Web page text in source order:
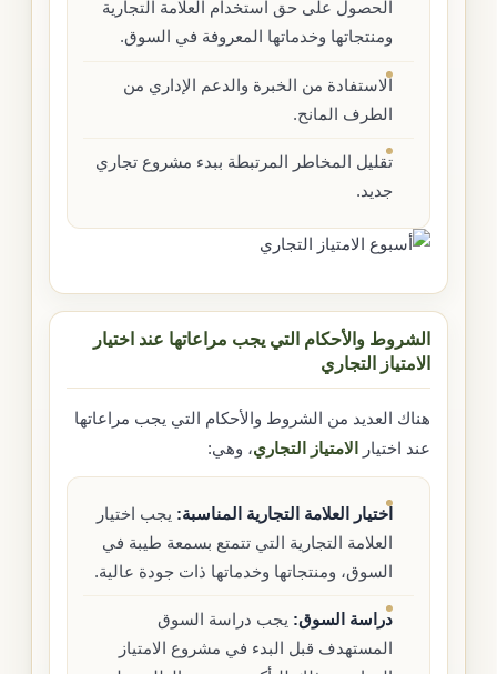
الحصول على حق استخدام العلامة التجارية
ومنتجاتها وخدماتها المعروفة في السوق.
الاستفادة من الخبرة والدعم الإداري من
الطرف المانح.
تقليل المخاطر المرتبطة ببدء مشروع تجاري
جديد.
الشروط والأحكام التي يجب مراعاتها عند اختيار
الامتياز التجاري
هناك العديد من الشروط والأحكام التي يجب مراعاتها
عند اختيار
الامتياز التجاري، وهي:
اختيار العلامة التجارية المناسبة: يجب اختيار
العلامة التجارية التي تتمتع بسمعة طيبة في
السوق، ومنتجاتها وخدماتها ذات جودة عالية.
دراسة السوق: يجب دراسة السوق
المستهدف قبل البدء في مشروع الامتياز